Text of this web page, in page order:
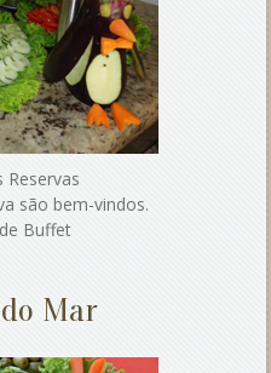
Reservas
são bem-vindos.
Buffet
Mar